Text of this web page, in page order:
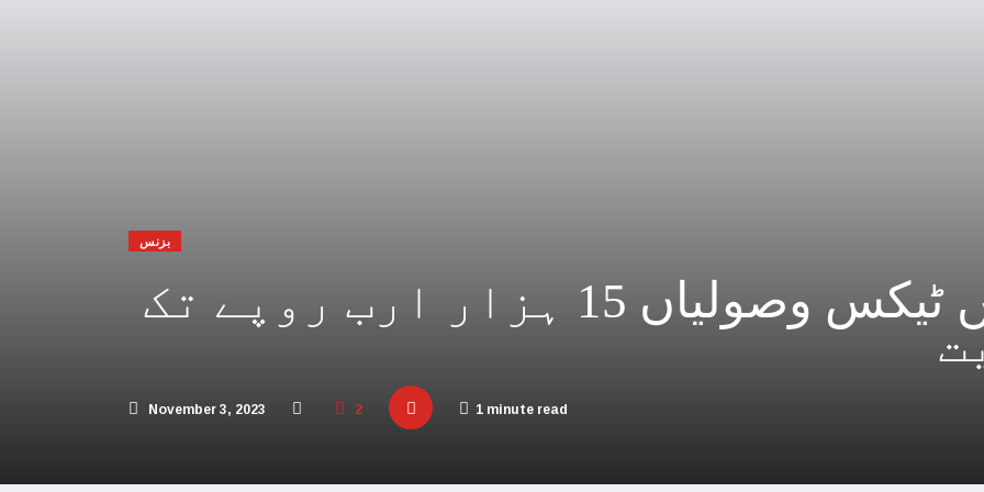
مکہ مکرمہ میں سونے کے متعدد نئے ذخائر مل گئے
فلسطینی مسلمانوں سے اظہاریکجہتی، عرب امارات میں سال نو کی تقاریب منسوخ
اسرائیل نے اپنے شہریوں کو بھارت میں محتاط رہنے کی ہدایات جاری کردیں
امریکا اور اسرائیل کا حماس کو جڑ سے ختم کرنے پر اتفاق
بزنس
اگلے مالی سال میں ٹیکس وصولیاں 15 ہزار ارب روپے تک
November 3, 2023 2 1 minute read